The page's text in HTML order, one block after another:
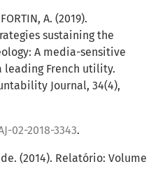
A. (2019).
sustaining the
A media-sensitive
leading French utility.
Journal, 34(4),
02-2018-3343.
(2014). Relatório: Volume